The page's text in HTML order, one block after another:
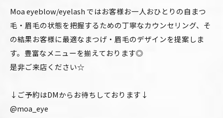
Moa eyeblow/eyelash ではお客様お一人おひとりの自まつ
毛・眉毛の状態を把握するための丁寧なカウンセリング、そ
の結果お客様に最適なまつげ・眉毛のデザインを提案しま
す。豊富なメニューを揃えております◎
是非ご来店ください☆
↓ご予約はDMからお待ちしております↓
@moa_eye